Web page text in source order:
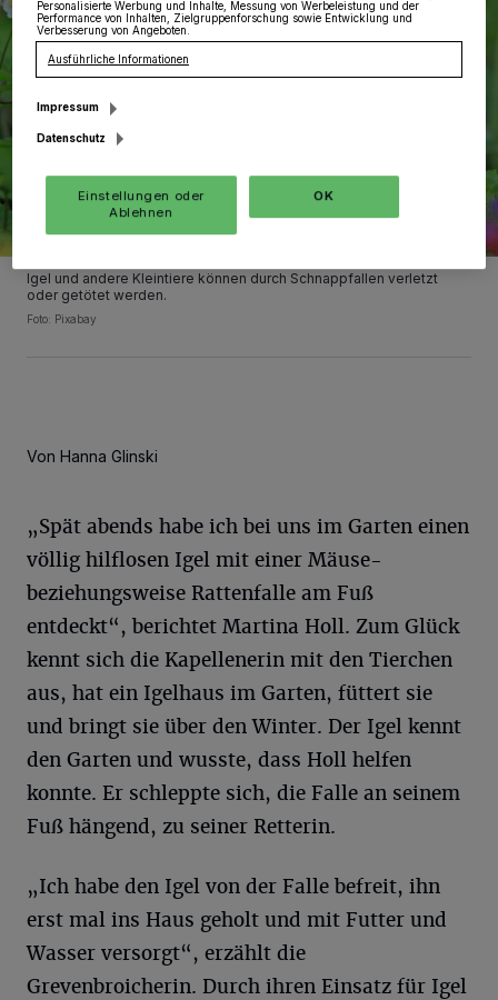
Igel und andere Kleintiere können durch Schnappfallen verletzt
oder getötet werden.
Foto: Pixabay
Von Hanna Glinski
„Spät abends habe ich bei uns im Garten einen
völlig hilflosen Igel mit einer Mäuse-
beziehungsweise Rattenfalle am Fuß
entdeckt“, berichtet Martina Holl. Zum Glück
kennt sich die Kapellenerin mit den Tierchen
aus, hat ein Igelhaus im Garten, füttert sie
und bringt sie über den Winter. Der Igel kennt
den Garten und wusste, dass Holl helfen
konnte. Er schleppte sich, die Falle an seinem
Fuß hängend, zu seiner Retterin.
„Ich habe den Igel von der Falle befreit, ihn
erst mal ins Haus geholt und mit Futter und
Wasser versorgt“, erzählt die
Grevenbroicherin. Durch ihren Einsatz für Igel
Personalisierte Werbung und Inhalte, Messung von Werbeleistung und der
Performance von Inhalten, Zielgruppenforschung sowie Entwicklung und
Verbesserung von Angeboten.
Ausführliche Informationen
Impressum
Datenschutz
Einstellungen oder
Ablehnen
OK